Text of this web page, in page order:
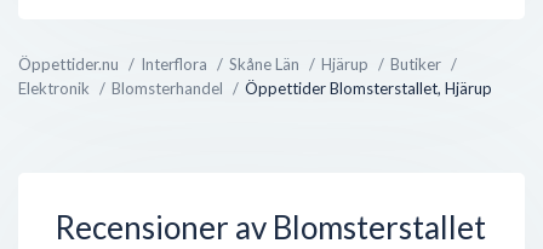
Öppettider.nu Interflora Skåne Län Hjärup
Butiker
Elektronik
Blomsterhandel Öppettider Blomsterstallet, Hjärup
Recensioner av Blomsterstallet